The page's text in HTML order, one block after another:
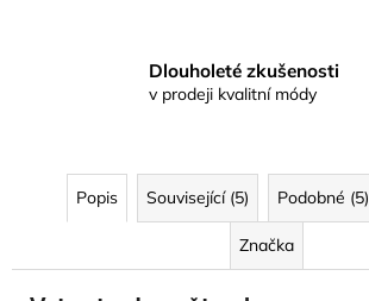
Dlouholeté zkušenosti
v prodeji kvalitní módy
Popis Související (5) Podobné (5)
Značka